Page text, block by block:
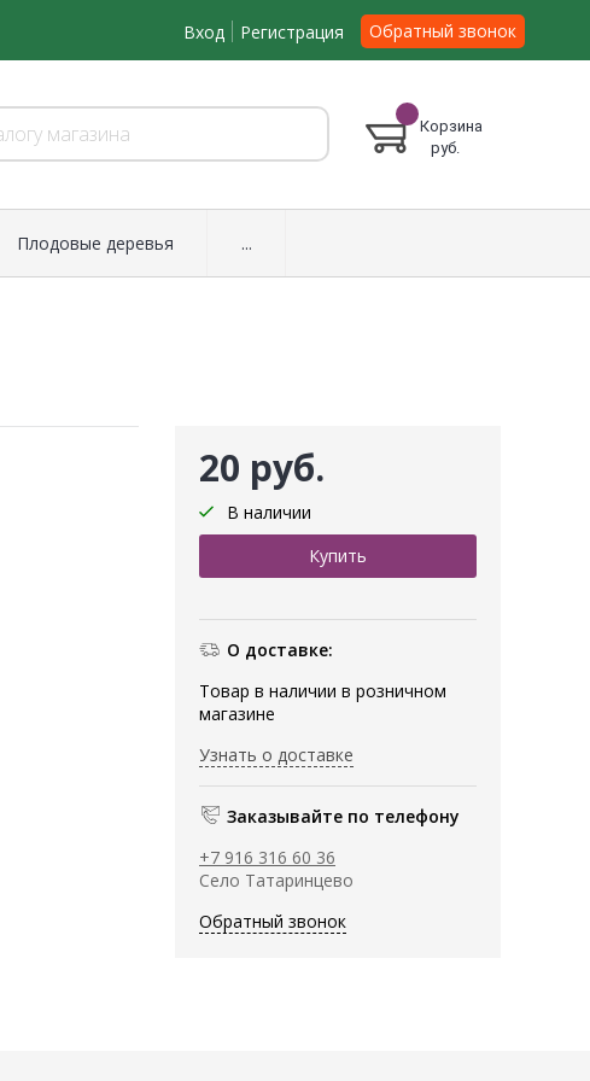
Вход Регистрация Обратный звонок
Корзина
руб.
Плодовые деревья ...
20 руб.
В наличии
О доставке:
Товар в наличии в розничном
магазине
Узнать о доставке
Заказывайте по телефону
+7 916 316 60 36
Село Татаринцево
Обратный звонок